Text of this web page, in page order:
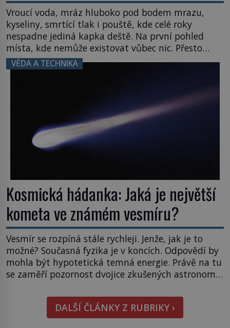
Vroucí voda, mráz hluboko pod bodem mrazu,
kyseliny, smrtící tlak i pouště, kde celé roky
nespadne jediná kapka deště. Na první pohled
místa, kde nemůže existovat vůbec nic. Přesto
právě tady vědci objevují organismy, které
posouvají hranice života. Každý nový nález mění
naše představy o tom, co všechno dokáže příroda a
napovídá, kde bychom jednou […]
VĚDA A TECHNIKA
Kosmická hádanka: Jaká je největší
kometa ve známém vesmíru?
Vesmír se rozpíná stále rychleji. Jenže, jak je to
možné? Současná fyzika je v koncích. Odpovědí by
mohla být hypotetická temná energie. Právě na tu
se zaměří pozornost dvojice zkušených astronomů.
hmatatelnějšího. Naprosto rekordní kometu!
Astronomové Pedro Bernardinelli a Gary Bernstein
mravenčí prací zkoumají archivní snímky v rámci
DALŠÍ ČLÁNKY Z RUBRIKY ›